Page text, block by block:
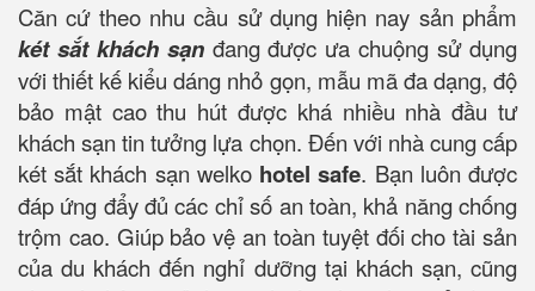
Căn cứ theo nhu cầu sử dụng hiện nay sản phẩm
két sắt khách sạnđang được ưa chuộng sử dụng
với thiết kế kiểu dáng nhỏ gọn, mẫu mã đa dạng, độ
bảo mật cao thu hút được khá nhiều nhà đầu tư
khách sạn tin tưởng lựa chọn. Đến với nhà cung cấp
két sắt khách sạn welko hotel safe. Bạn luôn được
đáp ứng đẩy đủ các chỉ số an toàn, khả năng chống
trộm cao. Giúp bảo vệ an toàn tuyệt đối cho tài sản
của du khách đến nghỉ dưỡng tại khách sạn, cũng